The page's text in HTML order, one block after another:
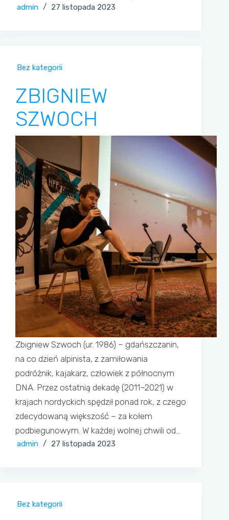
admin 27 listopada 2023
Bez kategorii
ZBIGNIEW
SZWOCH
Zbigniew Szwoch (ur. 1986) – gdańszczanin,
na co dzień alpinista, z zamiłowania
podróżnik, kajakarz, człowiek z północnym
DNA. Przez ostatnią dekadę (2011–2021) w
krajach nordyckich spędził ponad rok, z czego
zdecydowaną większość – za kołem
podbiegunowym. W każdej wolnej chwili od…
admin 27 listopada 2023
Bez kategorii